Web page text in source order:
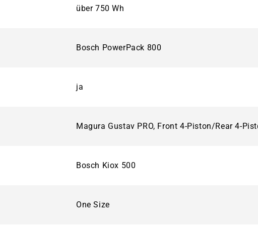
über 750 Wh
Bosch PowerPack 800
ja
Magura Gustav PRO, Front 4-Piston/Rear 4-
Bosch Kiox 500
One Size